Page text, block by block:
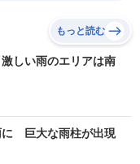
もっと読む
しい雨のエリアは南
に 巨大な雨柱が出現